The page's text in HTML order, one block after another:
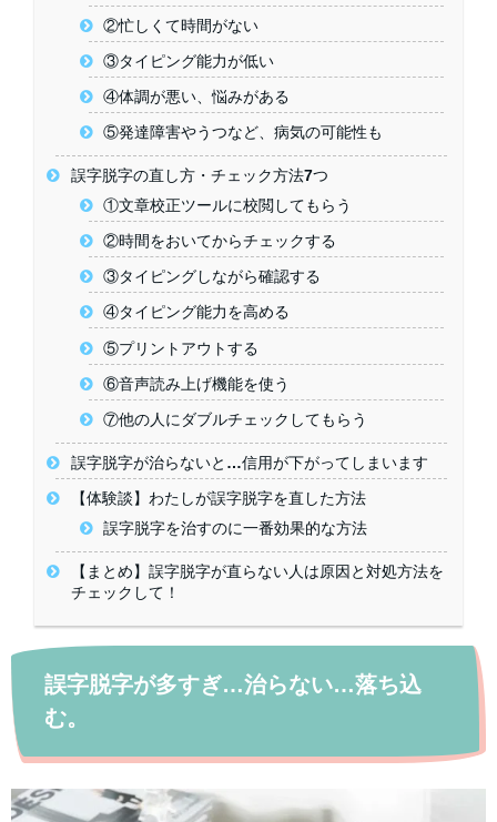
②忙しくて時間がない
③タイピング能力が低い
④体調が悪い、悩みがある
⑤発達障害やうつなど、病気の可能性も
誤字脱字の直し方・チェック方法7つ
①文章校正ツールに校閲してもらう
②時間をおいてからチェックする
③タイピングしながら確認する
④タイピング能力を高める
⑤プリントアウトする
⑥音声読み上げ機能を使う
⑦他の人にダブルチェックしてもらう
誤字脱字が治らないと…信用が下がってしまいます
【体験談】わたしが誤字脱字を直した方法
誤字脱字を治すのに一番効果的な方法
【まとめ】誤字脱字が直らない人は原因と対処方法を
チェックして！
誤字脱字が多すぎ…治らない…落ち込
む。